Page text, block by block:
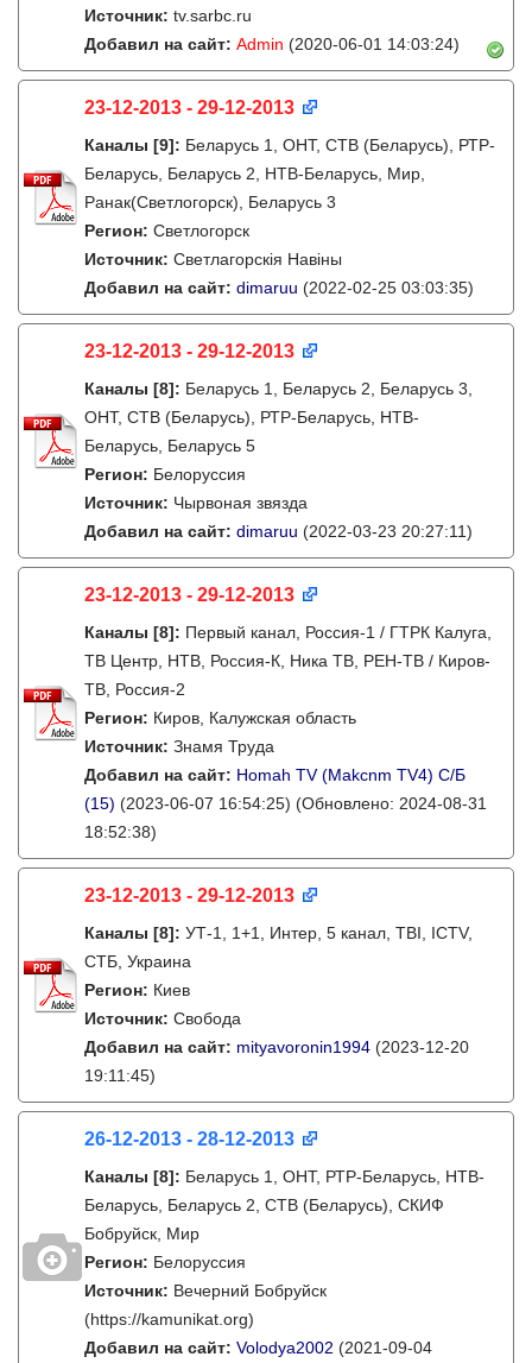
Источник: tv.sarbc.ru
Добавил на сайт: Admin (2020-06-01 14:03:24)
23-12-2013 - 29-12-2013
Каналы [9]: Беларусь 1, ОНТ, СТВ (Беларусь), РТР-
Беларусь, Беларусь 2, НТВ-Беларусь, Мир,
Ранак(Светлогорск), Беларусь 3
Регион: Светлогорск
Источник: Светлагорскія Навіны
Добавил на сайт: dimaruu (2022-02-25 03:03:35)
23-12-2013 - 29-12-2013
Каналы [8]: Беларусь 1, Беларусь 2, Беларусь 3,
ОНТ, СТВ (Беларусь), РТР-Беларусь, НТВ-
Беларусь, Беларусь 5
Регион: Белоруссия
Источник: Чырвоная звязда
Добавил на сайт: dimaruu (2022-03-23 20:27:11)
23-12-2013 - 29-12-2013
Каналы [8]: Первый канал, Россия-1 / ГТРК Калуга,
ТВ Центр, НТВ, Россия-К, Ника ТВ, РЕН-ТВ / Киров-
ТВ, Россия-2
Регион: Киров, Калужская область
Источник: Знамя Труда
Добавил на сайт: Homah TV (Makcnm TV4) C/Б
(15) (2023-06-07 16:54:25) (Обновлено: 2024-08-31
18:52:38)
23-12-2013 - 29-12-2013
Каналы [8]: УТ-1, 1+1, Интер, 5 канал, ТВI, ICTV,
СТБ, Украина
Регион: Киев
Источник: Свобода
Добавил на сайт: mityavoronin1994 (2023-12-20
19:11:45)
26-12-2013 - 28-12-2013
Каналы [8]: Беларусь 1, ОНТ, РТР-Беларусь, НТВ-
Беларусь, Беларусь 2, СТВ (Беларусь), СКИФ
Бобруйск, Мир
Регион: Белоруссия
Источник: Вечерний Бобруйск
(https://kamunikat.org)
Добавил на сайт: Volodya2002 (2021-09-04